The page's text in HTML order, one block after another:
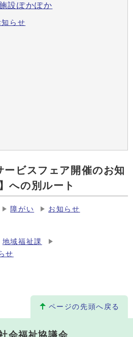
設ぽかぽか
らせ
ビスフェア開催のお知
への別ルート
障がい お知らせ
地域福祉課
せ
ページの先頭へ戻る